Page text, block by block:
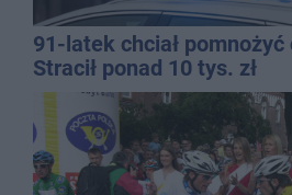
91-latek chciał pomnożyć
Stracił ponad 10 tys. zł